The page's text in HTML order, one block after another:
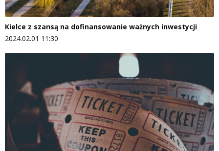
Kielce z szansą na dofinansowanie ważnych inwestycji
2024.02.01 11:30